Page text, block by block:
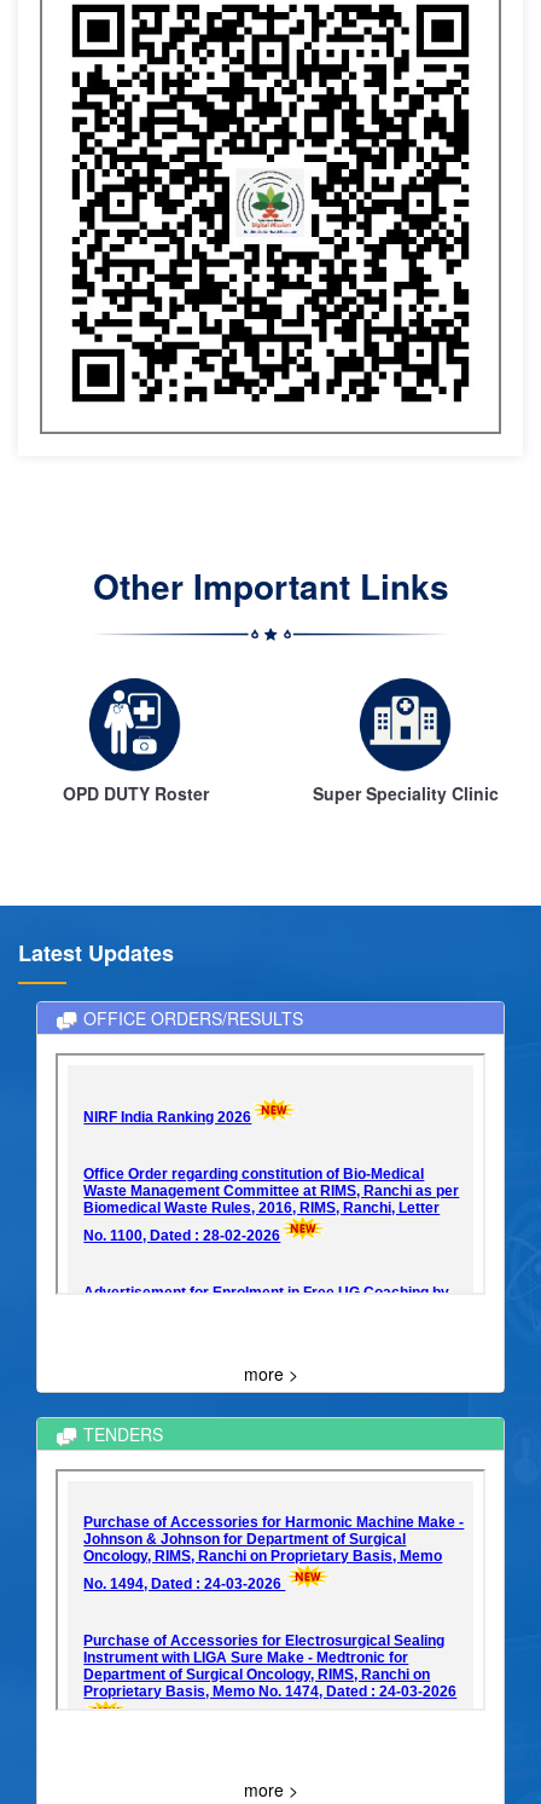
Other Important Links
Super Speciality Clinic Helpline Nos.
Latest Updates
OFFICE ORDERS/RESULTS
more >
TENDERS
more >